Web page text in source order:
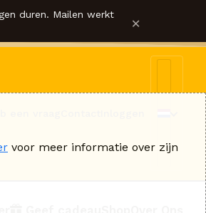
duren. Mailen werkt ×
voor meer informatie over zijn